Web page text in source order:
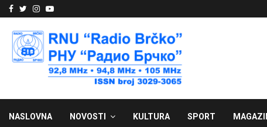
Facebook
Twitter
Instagram
Youtube
NASLOVNA NOVOSTI KULTURA SPORT